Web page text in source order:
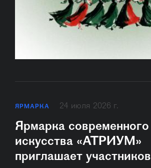
ЯРМАРКА 24 июля 2026 г.
Ярмарка современного
искусства «АТРИУМ»
приглашает участников